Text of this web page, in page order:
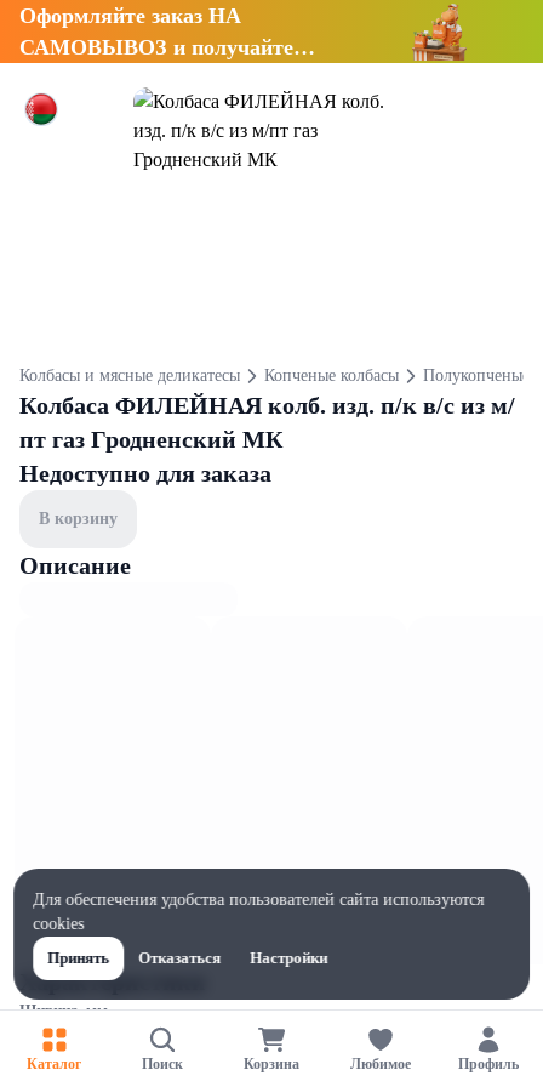
Оформляйте заказ НА
САМОВЫВОЗ и получайте
Колбасы и мясные деликатесы Копченые колбасы Полукопченые
Колбаса ФИЛЕЙНАЯ колб. изд. п/к в/с из м/
пт газ Гродненский МК
Недоступно для заказа
В корзину
Описание
Характеристики
Ширина, мм
Высота, мм
Каталог Поиск Корзина Любимое Профиль
Для обеспечения удобства пользователей сайта используются
cookies
Принять
Отказаться Настройки